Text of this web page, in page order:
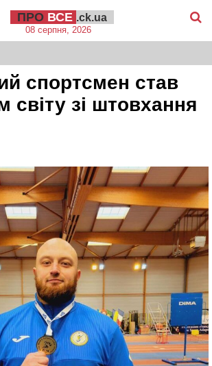
ПРО ВСЕ .ck.ua
08 серпня, 2026
спортсмен став
світу зі штовхання